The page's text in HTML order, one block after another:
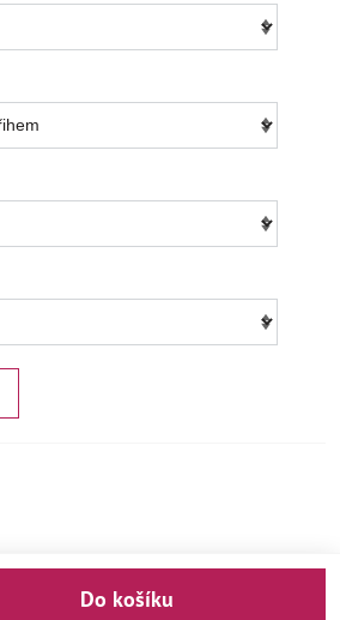
Do košíku